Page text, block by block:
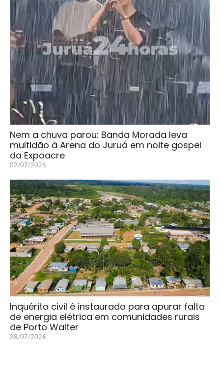
Nem a chuva parou: Banda Morada leva
multidão à Arena do Juruá em noite gospel
da Expoacre
02/07/2026
Inquérito civil é instaurado para apurar falta
de energia elétrica em comunidades rurais
de Porto Walter
28/07/2026